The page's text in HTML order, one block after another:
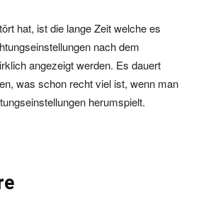
hat, ist die lange Zeit welche es
nach dem
angezeigt werden. Es dauert
was schon recht viel ist, wenn man
herumspielt.